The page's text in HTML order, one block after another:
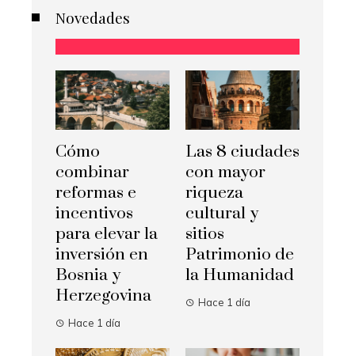
Novedades
Cómo
combinar
reformas e
incentivos
para elevar la
inversión en
Bosnia y
Herzegovina
Hace 1 día
Las 8 ciudades
con mayor
riqueza
cultural y
sitios
Patrimonio de
la Humanidad
Hace 1 día